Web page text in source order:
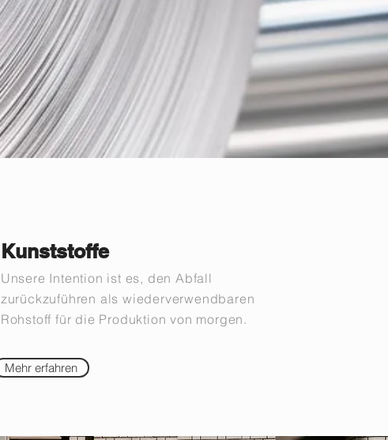
Kunststoffe
Unsere Intention ist es, den Abfall
zurückzuführen als wiederverwendbaren
Rohstoff für die Produktion von morgen.
Mehr erfahren